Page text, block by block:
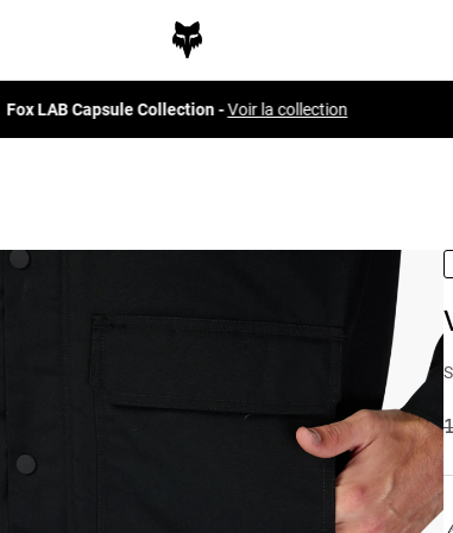
Fox LAB Capsule Collection -Voir la collection